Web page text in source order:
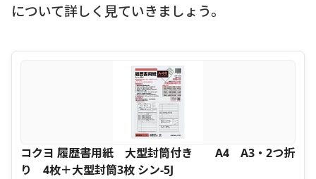
について詳しく見ていきましょう。
コクヨ 履歴書用紙 大型封筒付き A4 A3・2つ折
り 4枚＋大型封筒3枚 シン-5J